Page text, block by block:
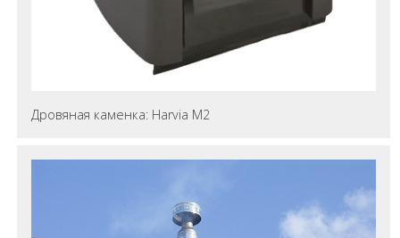
Дровяная каменка: Harvia M2